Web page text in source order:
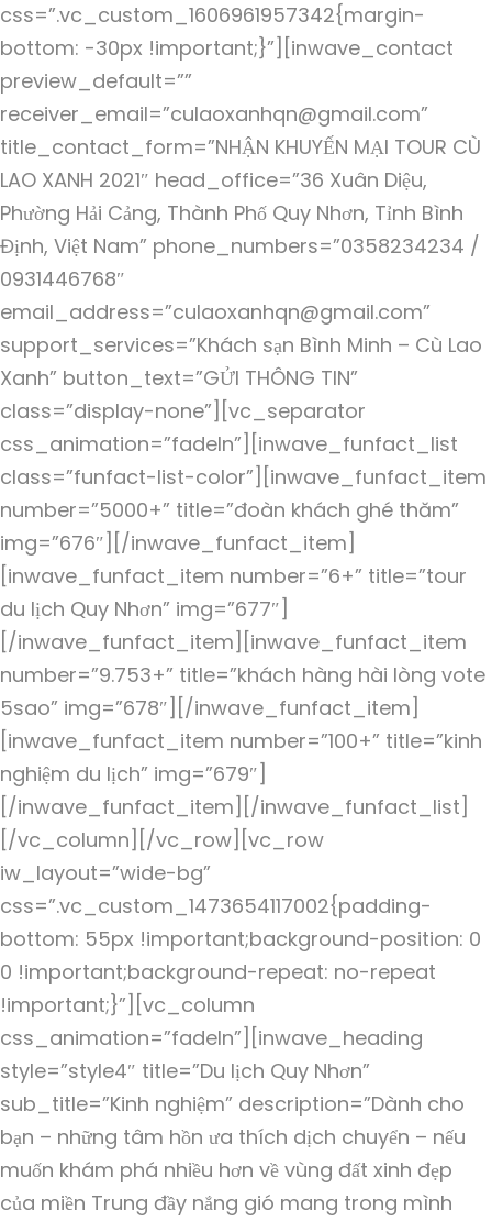
css=”.vc_custom_1606961957342{margin-
bottom: -30px !important;}”][inwave_contact
preview_default=””
receiver_email=”culaoxanhqn@gmail.com”
title_contact_form=”NHẬN KHUYẾN MẠI TOUR CÙ
LAO XANH 2021″ head_office=”36 Xuân Diệu,
Phường Hải Cảng, Thành Phố Quy Nhơn, Tỉnh Bình
Định, Việt Nam” phone_numbers=”0358234234 /
0931446768″
email_address=”culaoxanhqn@gmail.com”
support_services=”Khách sạn Bình Minh – Cù Lao
Xanh” button_text=”GỬI THÔNG TIN”
class=”display-none”][vc_separator
css_animation=”fadeIn”][inwave_funfact_list
class=”funfact-list-color”][inwave_funfact_item
number=”5000+” title=”đoàn khách ghé thăm”
img=”676″][/inwave_funfact_item]
[inwave_funfact_item number=”6+” title=”tour
du lịch Quy Nhơn” img=”677″]
[/inwave_funfact_item][inwave_funfact_item
number=”9.753+” title=”khách hàng hài lòng vote
5sao” img=”678″][/inwave_funfact_item]
[inwave_funfact_item number=”100+” title=”kinh
nghiệm du lịch” img=”679″]
[/inwave_funfact_item][/inwave_funfact_list]
[/vc_column][/vc_row][vc_row
iw_layout=”wide-bg”
css=”.vc_custom_1473654117002{padding-
bottom: 55px !important;background-position: 0
0 !important;background-repeat: no-repeat
!important;}”][vc_column
css_animation=”fadeIn”][inwave_heading
style=”style4″ title=”Du lịch Quy Nhơn”
sub_title=”Kinh nghiệm” description=”Dành cho
bạn – những tâm hồn ưa thích dịch chuyển – nếu
muốn khám phá nhiều hơn về vùng đất xinh đẹp
của miền Trung đầy nắng gió mang trong mình